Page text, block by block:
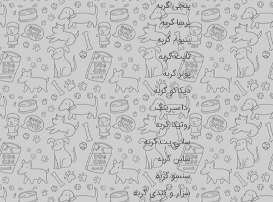
پتچی گربه
پرسا گربه
پتیوم گربه
تاپت گربه
پولر گربه
دیکاکو گربه
رداسپرینگ
روتیکا گربه
سانی پت گربه
سلبن گربه
سنسو گربه
سزار و کندی گربه